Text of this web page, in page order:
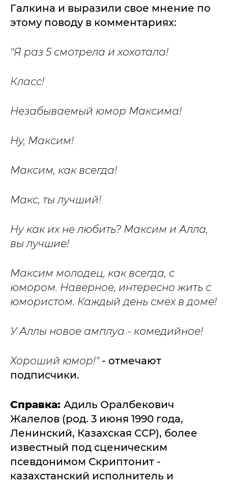
Галкина и выразили свое мнение по
этому поводу в комментариях:
"Я раз 5 смотрела и хохотала!
Класс!
Незабываемый юмор Максима!
Ну, Максим!
Максим, как всегда!
Макс, ты лучший!
Ну как их не любить? Максим и Алла,
вы лучшие!
Максим молодец, как всегда, с
юмором. Наверное, интересно жить с
юмористом. Каждый день смех в доме!
У Аллы новое амплуа - комедийное!
Хороший юмор!"- отмечают
подписчики.
Справка: Адиль Оралбекович
Жалелов (род. 3 июня 1990 года,
Ленинский, Казахская ССР), более
известный под сценическим
псевдонимом Скриптонит -
казахстанский исполнитель и